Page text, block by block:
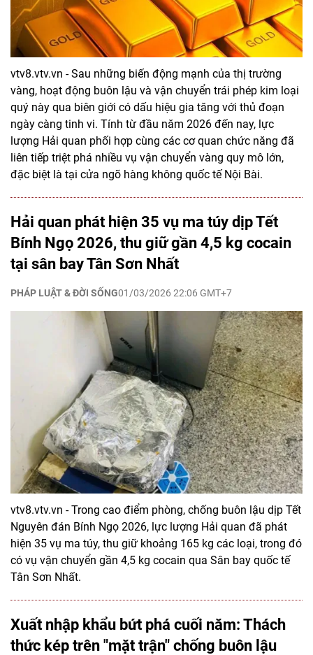
vtv8.vtv.vn - Sau những biến động mạnh của thị trường
vàng, hoạt động buôn lậu và vận chuyển trái phép kim loại
quý này qua biên giới có dấu hiệu gia tăng với thủ đoạn
ngày càng tinh vi. Tính từ đầu năm 2026 đến nay, lực
lượng Hải quan phối hợp cùng các cơ quan chức năng đã
liên tiếp triệt phá nhiều vụ vận chuyển vàng quy mô lớn,
đặc biệt là tại cửa ngõ hàng không quốc tế Nội Bài.
Hải quan phát hiện 35 vụ ma túy dịp Tết
Bính Ngọ 2026, thu giữ gần 4,5 kg cocain
tại sân bay Tân Sơn Nhất
PHÁP LUẬT & ĐỜI SỐNG01/03/2026 22:06 GMT+7
vtv8.vtv.vn - Trong cao điểm phòng, chống buôn lậu dịp Tết
Nguyên đán Bính Ngọ 2026, lực lượng Hải quan đã phát
hiện 35 vụ ma túy, thu giữ khoảng 165 kg các loại, trong đó
có vụ vận chuyển gần 4,5 kg cocain qua Sân bay quốc tế
Tân Sơn Nhất.
Xuất nhập khẩu bứt phá cuối năm: Thách
thức kép trên "mặt trận" chống buôn lậu